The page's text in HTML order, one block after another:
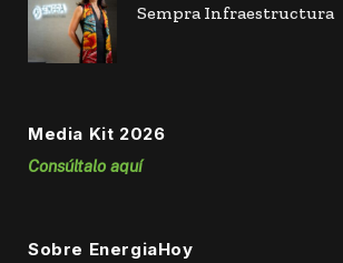
Sempra Infraestructura
Media Kit 2026
Consúltalo aquí
Sobre EnergiaHoy